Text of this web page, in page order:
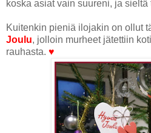
koska asiat vain suureni, ja
Kuitenkin pieniä ilojakin on ollut
Joulu, jolloin murheet jätettiin
rauhasta. ♥